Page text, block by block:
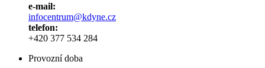
e-mail:
infocentrum@kdyne.cz
telefon:
+420 377 534 284
Provozní doba